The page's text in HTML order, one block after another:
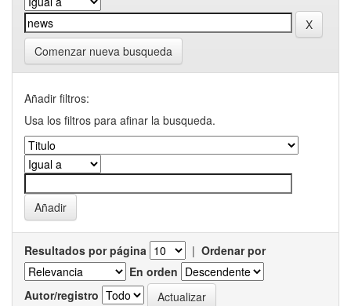
Comenzar nueva busqueda
Añadir filtros:
Usa los filtros para afinar la busqueda.
Resultados por página | Ordenar por
En orden
Autor/registro